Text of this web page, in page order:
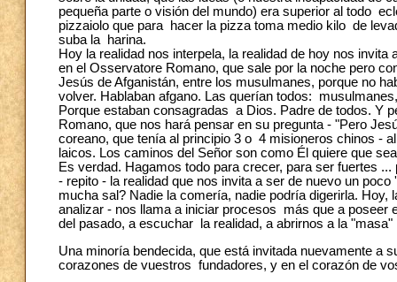
pequeña parte o visión del mundo) era superior al todo
pizzaiolo que para hacer la pizza toma medio kilo de
suba la harina.
Hoy la realidad nos interpela, la realidad de hoy nos
en el Osservatore Romano, que sale por la noche pero
Jesús de Afganistán, entre los musulmanes, porque no
volver. Hablaban afgano. Las querían todos:
Porque estaban consagradas a Dios. Padre de todos. Y
Romano, que nos hará pensar en su pregunta - "Pero
coreano, que tenía al principio 3 o 4 misioneros chinos -
laicos. Los caminos del Señor son como Él quiere que
Es verdad. Hagamos todo para crecer, para ser fuertes
- repito - la realidad que nos invita a ser de nuevo un
mucha sal? Nadie la comería, nadie podría digerirla.
analizar - nos llama a iniciar procesos más que a
del pasado, a escuchar la realidad, a abrirnos a la
Una minoría bendecida, que está invitada nuevamente a
corazones de vuestros fundadores, y en el corazón de